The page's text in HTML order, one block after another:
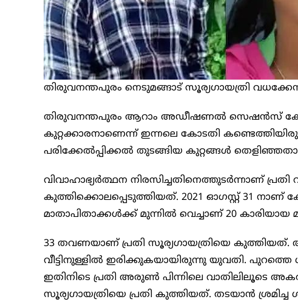
തിരുവനന്തപുരം നെടുമങ്ങാട് സൂര്യഗായത്രി
തിരുവനന്തപുരം ആറാം അഡീഷണല്‍ സെഷന്‍സ്
കുറ്റക്കാരനാണെന്ന് ഇന്നലെ കോടതി
പരിക്കേല്‍പ്പിക്കല്‍ തുടങ്ങിയ കുറ്റങ്ങള്‍
വിവാഹാഭ്യര്‍ത്ഥന നിരസിച്ചതിനെത്തുടര്‍ന്നാണ് പ്രതി
കുത്തിക്കൊലപ്പെടുത്തിയത്. 2021 ഓഗസ്റ്റ് 31 നാണ്
മാതാപിതാക്കള്‍ക്ക് മുന്നില്‍ വെച്ചാണ് 20
33 തവണയാണ് പ്രതി സൂര്യഗായത്രിയെ കുത്തിയത്.
വീട്ടിനുള്ളില്‍ ഇരിക്കുകയായിരുന്നു യുവതി.
ഇതിനിടെ പ്രതി അരുണ്‍ പിന്നിലെ വാതിലിലൂടെ
സൂര്യഗായത്രിയെ പ്രതി കുത്തിയത്. തടയാന്‍ ശ്രമിച്ച